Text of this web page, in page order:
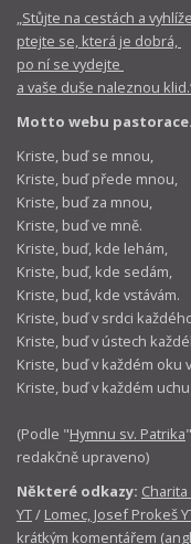
„Stůjte na cestách a
ptejte se, která je dobrá,
po ní se vydejte
a vaše duše naleznou
Motto webu
Kriste, buď se mnou,
Kriste, buď přede mnou,
Kriste, buď za mnou,
Kriste, buď ve mně.
Kriste, buď, kde lehám,
Kriste, buď, kde sedám,
Kriste, buď, kde vstávám.
Kriste, buď v srdci
Kriste, buď v ústech
Kriste, buď v každém oku
Kriste, buď v každém
(Podle "Hymnu sv. Patrika
redakčně upraveno)
Některé odkazy: Charita
YT/ Lomec, Josef Prokeš
krátkým komentářem